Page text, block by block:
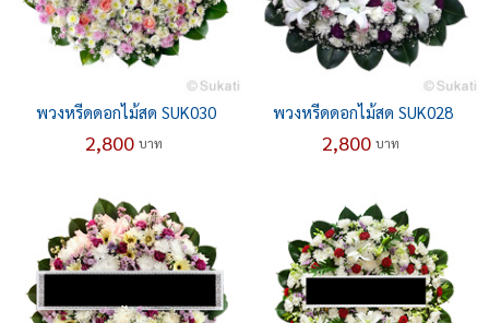
พวงหรีดดอกไม้สด SUK030
2,800 บาท
พวงหรีดดอกไม้สด SUK028
2,800 บาท